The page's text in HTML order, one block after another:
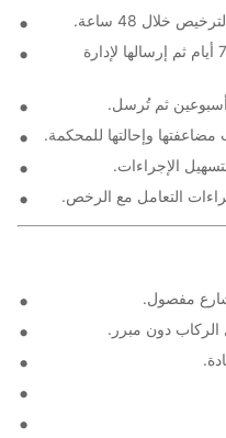
خلال 48 ساعة.
الاحتفاظ بالرخص المخالفة لمدة 7 أيام ثم إرسالها لإدارة
أسبوعين ثم تُرسل.
الإجراءات.
التعامل مع الرخص.
مفصول.
الركاب دون مبرر.